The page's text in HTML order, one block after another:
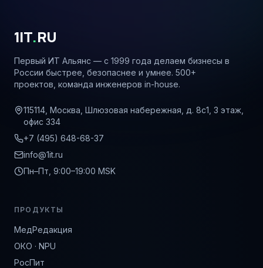
1IT.RU
Первый ИТ Альянс — с 1999 года делаем бизнесы в
России быстрее, безопаснее и умнее. 500+
проектов, команда инженеров in-house.
115114, Москва, Шлюзовая набережная, д. 8с1, 3 этаж,
офис 334
+7 (495) 648-68-37
info@1it.ru
Пн–Пт, 9:00–19:00 MSK
ПРОДУКТЫ
МедРедакция
ОКО · NPU
РосПит